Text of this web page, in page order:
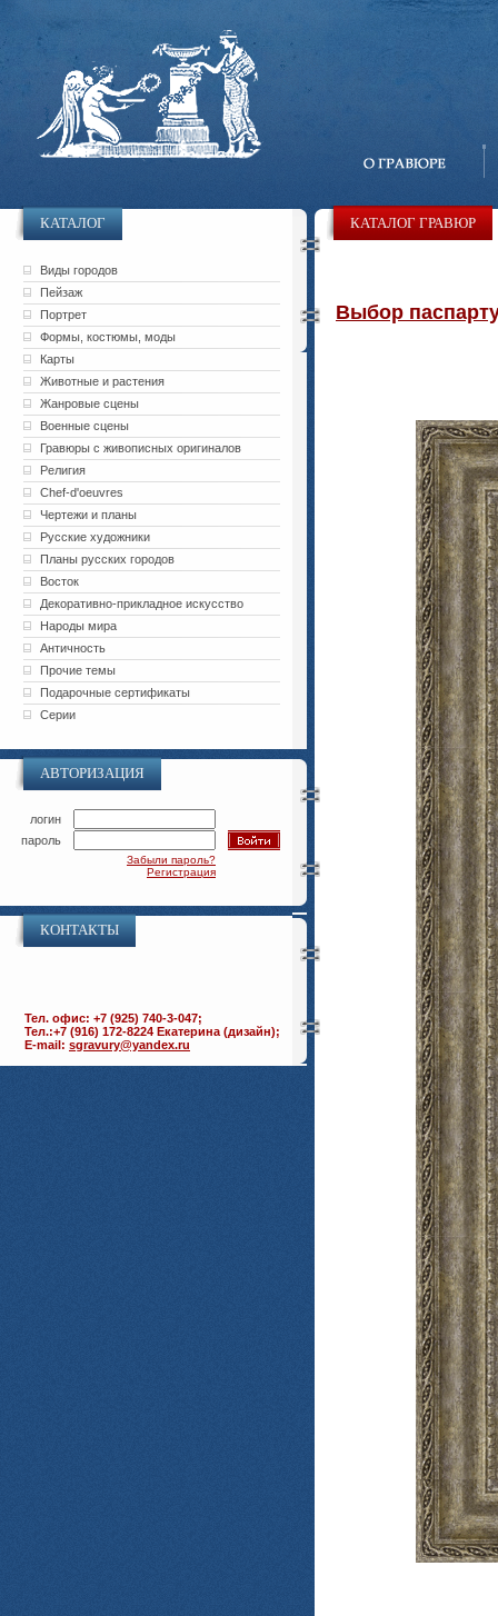
КАТАЛОГ
Виды городов
Пейзаж
Портрет
Формы, костюмы, моды
Карты
Животные и растения
Жанровые сцены
Военные сцены
Гравюры с живописных оригиналов
Религия
Chef-d'oeuvres
Чертежи и планы
Русские художники
Планы русских городов
Восток
Декоративно-прикладное искусство
Народы мира
Античность
Прочие темы
Подарочные сертификаты
Серии
АВТОРИЗАЦИЯ
логин
пароль
Забыли пароль?
Регистрация
КОНТАКТЫ
Тел. офис: +7 (925) 740-3-047;
Тел.:+7 (916) 172-8224 Екатерина (дизайн);
E-mail: sgravury@yandex.ru
КАТАЛОГ ГРАВЮР
Выбор